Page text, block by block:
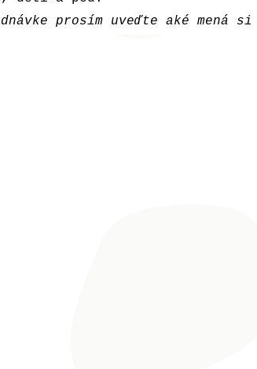
prosím uveďte aké mená